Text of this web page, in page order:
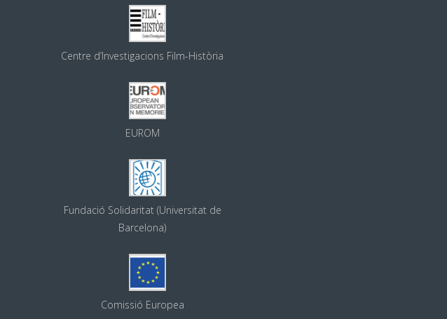
Centre d’Investigacions Film-Història
EUROM
Fundació Solidaritat (Universitat de
Barcelona)
Comissió Europea